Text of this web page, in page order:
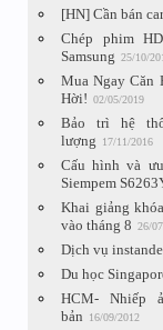
[HN] Cần bán
Chép phim
Samsung 25/10/
Mua Ngay Căn
Hời! 02/05/2019
Bảo trì hệ
lượng
17/11/2016
Cấu hình và
Siempem
Khai giảng
vào tháng 8 26/
Dịch vụ
Du học
HCM- Nhiếp
bản
16/09/2012